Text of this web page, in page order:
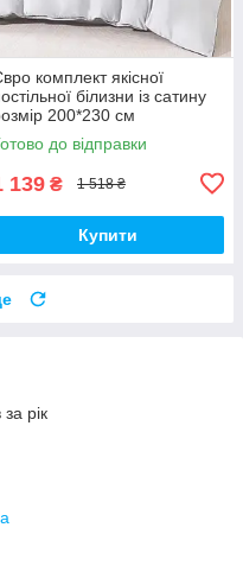
комплект якісної
білизни із сатину
200*230 см
до відправки
139 ₴ 1 518 ₴
Купити
рік